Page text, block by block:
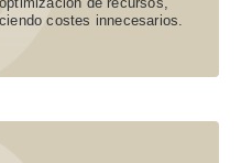
costes innecesarios.